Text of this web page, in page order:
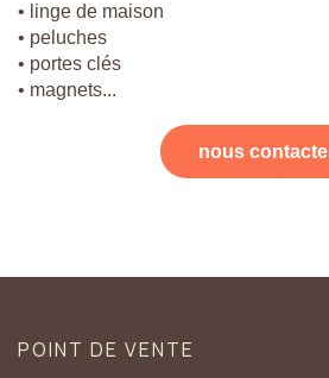
• linge de maison
• peluches
• portes clés
• magnets...
nous
POINT DE VENTE